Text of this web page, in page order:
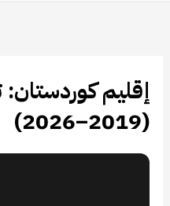
إقليم
(2019–2026)